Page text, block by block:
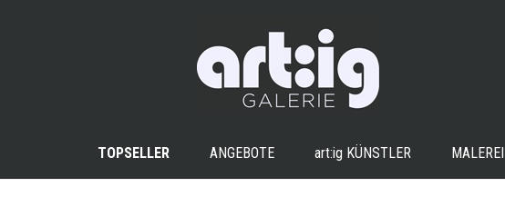
TOPSELLER ANGEBOTE art:ig KÜNSTLER MALEREI